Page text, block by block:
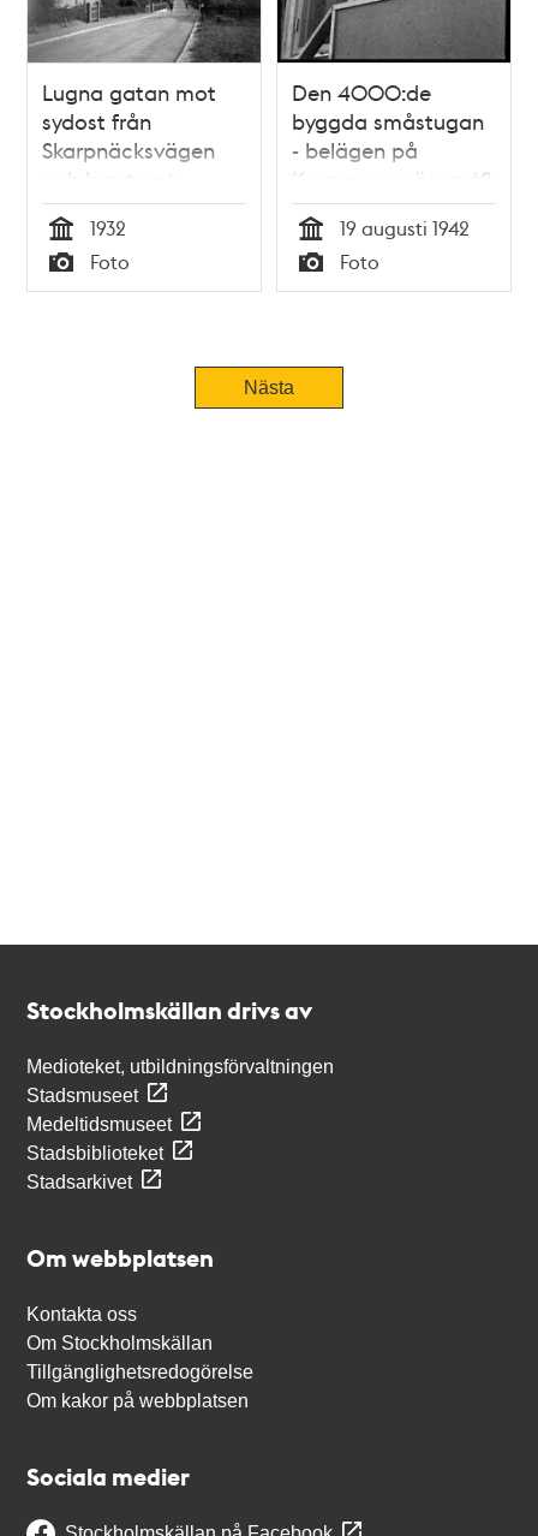
Lugna gatan mot
sydost från
Skarpnäcksvägen
och kvarteret
Pungpinan i
Pungpinans
småstugeområde
Tid
1932
Typ
Foto
Den 4000:de
byggda småstugan
- belägen på
Korpmossevägen 62
- invigs i Hökmossen
småstugeområde
Tid
19 augusti 1942
Typ
Foto
Nästa
Stockholmskällan drivs av
Medioteket, utbildningsförvaltningen
Stadsmuseet
Medeltidsmuseet
Stadsbiblioteket
Stadsarkivet
Om webbplatsen
Kontakta oss
Om Stockholmskällan
Tillgänglighetsredogörelse
Om kakor på webbplatsen
Sociala medier